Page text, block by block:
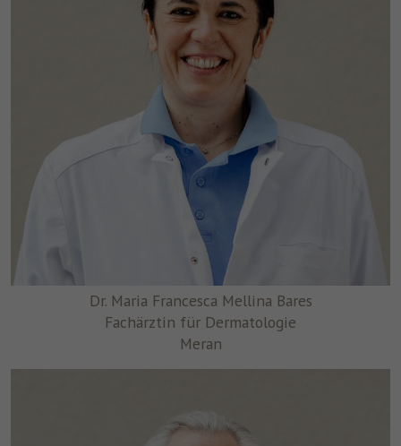
Dr. Maria Francesca Mellina Bares
Fachärztin für Dermatologie
Meran